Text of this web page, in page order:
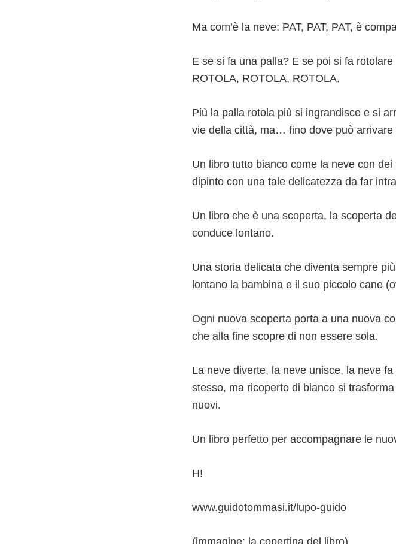
Ma com’è la neve: PAT, PAT, PAT, è
E se si fa una palla? E se poi si fa
ROTOLA, ROTOLA, ROTOLA.
Più la palla rotola più si ingrandisce e si
vie della città, ma… fino dove può arrivare
Un libro tutto bianco come la neve con
dipinto con una tale delicatezza da far
Un libro che è una scoperta, la scoperta
conduce lontano.
Una storia delicata che diventa sempre
lontano la bambina e il suo piccolo cane
Ogni nuova scoperta porta a una nuova
che alla fine scopre di non essere sola.
La neve diverte, la neve unisce, la neve
stesso, ma ricoperto di bianco si
nuovi.
Un libro perfetto per accompagnare le
H!
www.guidotommasi.it/lupo-guido
(immagine: la copertina del libro)